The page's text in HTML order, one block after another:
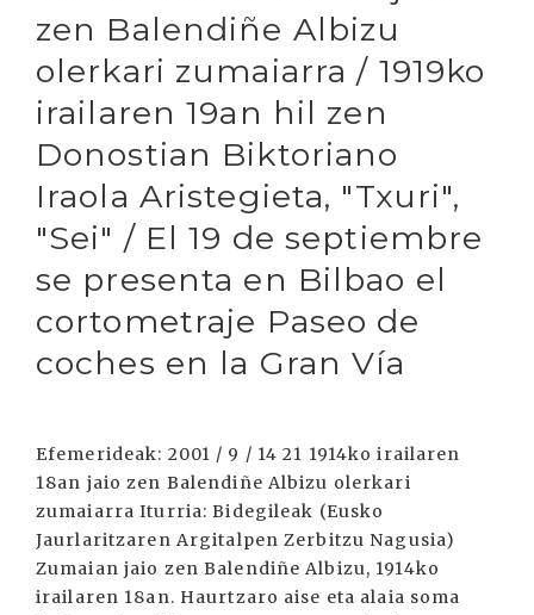
zen Balendiñe Albizu
olerkari zumaiarra / 1919ko
irailaren 19an hil zen
Donostian Biktoriano
Iraola Aristegieta, "Txuri",
"Sei" / El 19 de septiembre
se presenta en Bilbao el
cortometraje Paseo de
coches en la Gran Vía
Efemerideak: 2001 / 9 / 14 21 1914ko irailaren
18an jaio zen Balendiñe Albizu olerkari
zumaiarra Iturria: Bidegileak (Eusko
Jaurlaritzaren Argitalpen Zerbitzu Nagusia)
Zumaian jaio zen Balendiñe Albizu, 1914ko
irailaren 18an. Haurtzaro aise eta alaia soma